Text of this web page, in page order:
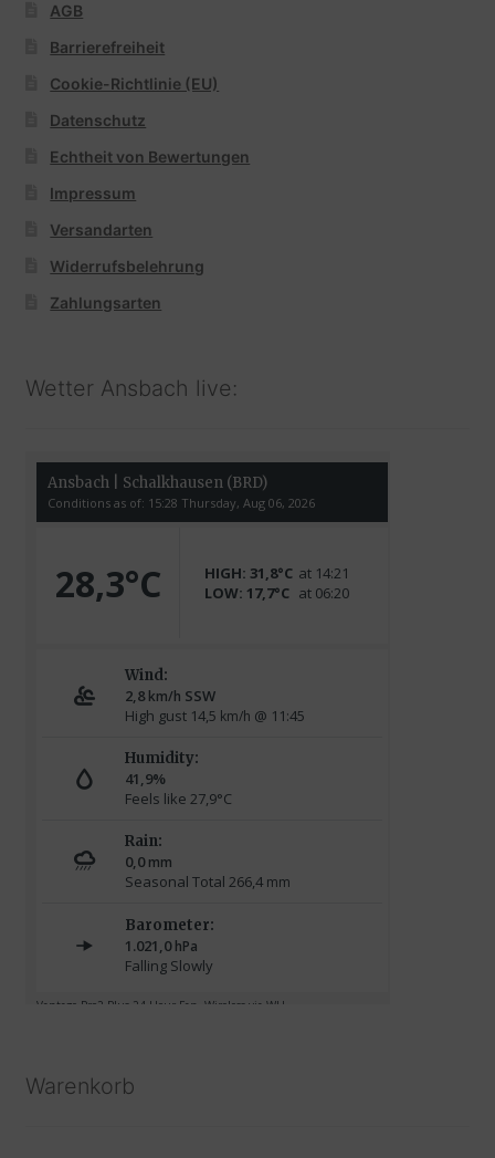
AGB
Barrierefreiheit
Cookie-Richtlinie (EU)
Datenschutz
Echtheit von Bewertungen
Impressum
Versandarten
Widerrufsbelehrung
Zahlungsarten
Wetter Ansbach live:
Warenkorb